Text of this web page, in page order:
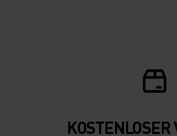
KOSTENLOSER